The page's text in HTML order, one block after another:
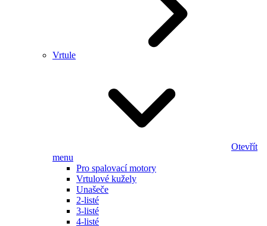
Vrtule
Otevřít
menu
Pro spalovací motory
Vrtulové kužely
Unašeče
2-listé
3-listé
4-listé